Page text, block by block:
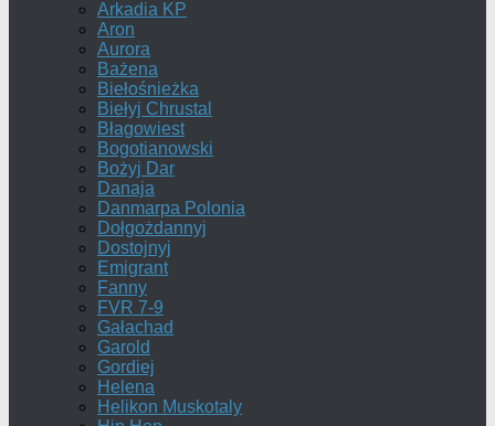
Arkadia KP
Aron
Aurora
Bażena
Biełośnieżka
Biełyj Chrustal
Błagowiest
Bogotianowski
Bożyj Dar
Danaja
Danmarpa Polonia
Dołgożdannyj
Dostojnyj
Emigrant
Fanny
FVR 7-9
Gałachad
Garold
Gordiej
Helena
Helikon Muskotaly